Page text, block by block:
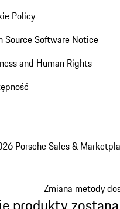
Policy
Source Software Notice
and Human Rights
Porsche Sales &
Zmiana metody